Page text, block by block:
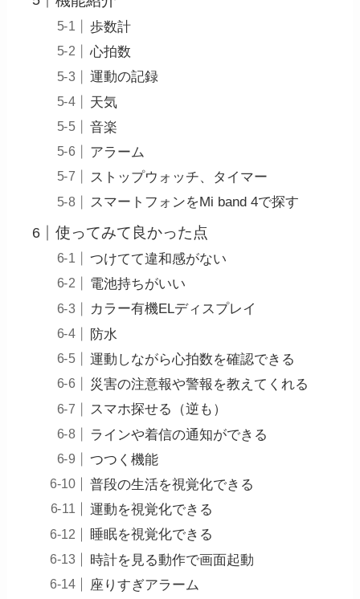
歩数計
心拍数
運動の記録
天気
音楽
アラーム
ストップウォッチ、タイマー
スマートフォンをMi band 4で探す
使ってみて良かった点
つけてて違和感がない
電池持ちがいい
カラー有機ELディスプレイ
防水
運動しながら心拍数を確認できる
災害の注意報や警報を教えてくれる
スマホ探せる（逆も）
ラインや着信の通知ができる
つつく機能
普段の生活を視覚化できる
運動を視覚化できる
睡眠を視覚化できる
時計を見る動作で画面起動
座りすぎアラーム